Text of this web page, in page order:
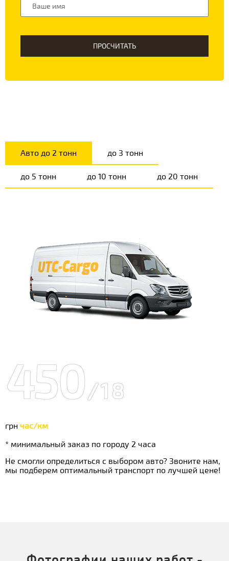
ПРОСЧИТАТЬ
Авто до 2 тонн до 3 тонн
до 5 тонн до 10 тонн до 20 тонн
450/18
грн час/км
* минимальный заказ по городу 2 часа
Не смогли определиться с выбором авто? Звоните нам,
мы подберем оптимальный транспорт по лучшей цене!